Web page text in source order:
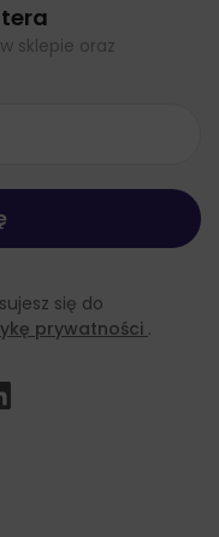
sklepie oraz
się do
prywatności .